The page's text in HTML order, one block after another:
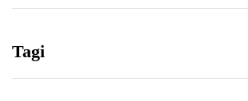
Tagi